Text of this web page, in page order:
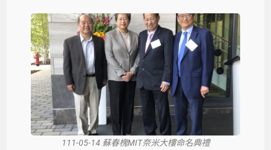
111-05-14 蘇春槐MIT奈米大樓命名典禮